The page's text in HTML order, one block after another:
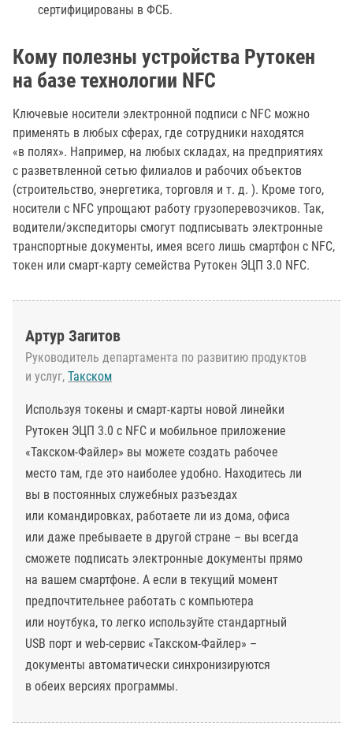
сертифицированы в ФСБ.
Кому полезны устройства Рутокен
на базе технологии NFC
Ключевые носители электронной подписи с NFC можно
применять в любых сферах, где сотрудники находятся
«в полях». Например, на любых складах, на предприятиях
с разветвленной сетью филиалов и рабочих объектов
(строительство, энергетика, торговля и т. д. ). Кроме того,
носители с NFC упрощают работу грузоперевозчиков. Так,
водители/экспедиторы смогут подписывать электронные
транспортные документы, имея всего лишь смартфон с NFC,
токен или смарт-карту семейства Рутокен ЭЦП 3.0 NFC.
Артур Загитов
Руководитель департамента по развитию продуктов
и услуг, Такском
Используя токены и смарт-карты новой линейки
Рутокен ЭЦП 3.0 с NFC и мобильное приложение
«Такском-Файлер» вы можете создать рабочее
место там, где это наиболее удобно. Находитесь ли
вы в постоянных служебных разъездах
или командировках, работаете ли из дома, офиса
или даже пребываете в другой стране – вы всегда
сможете подписать электронные документы прямо
на вашем смартфоне. А если в текущий момент
предпочтительнее работать с компьютера
или ноутбука, то легко используйте стандартный
USB порт и web-сервис «Такском-Файлер» –
документы автоматически синхронизируются
в обеих версиях программы.